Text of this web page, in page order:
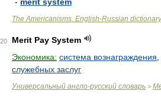
The Americanisms. English-Russian
20
Merit Pay System
Экономика: система вознаграждения
служебных заслуг
Универсальный англо-русский словарь >